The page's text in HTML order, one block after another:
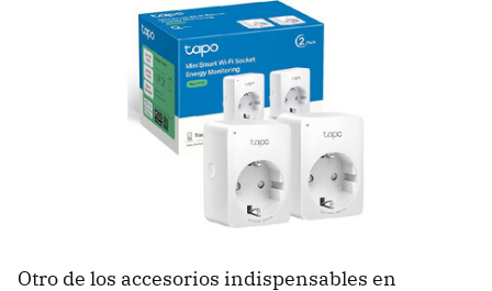
Otro de los accesorios indispensables en